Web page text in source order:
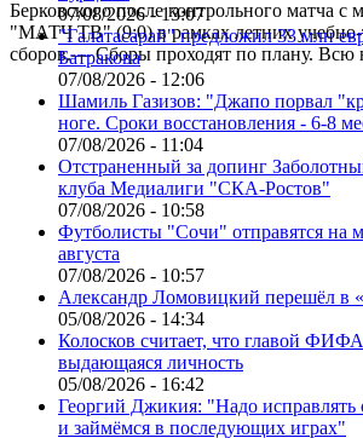
Берковского после контрольного матча с
"МАТЧ ТВ" (9:0) в рамках летних
сборов.— Сборы проходят по плану. Всю
07/08/2026 - 13:07
"Галатасарай" предложил 33 млн
Батракова
07/08/2026 - 12:06
Шамиль Газизов: "Джапо порвал
ноге. Сроки восстановления - 6-8
07/08/2026 - 11:04
Отстраненный за допинг
клуба Медиалиги "СКА-Ростов"
07/08/2026 - 10:58
Футболисты "Сочи" отправятся на
августа
07/08/2026 - 10:57
Александр Ломовицкий перешёл в
05/08/2026 - 14:34
Колосков считает, что главой
выдающаяся личность
05/08/2026 - 16:42
Георгий Джикия: "Надо
и займёмся в последующих играх"